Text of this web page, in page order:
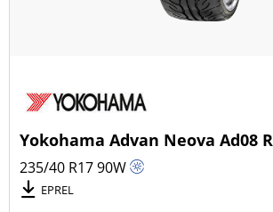
Yokohama Advan Neova Ad08 R
235/40 R1790W
EPREL